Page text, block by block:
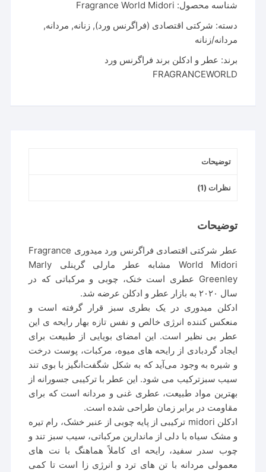
میدوری
|
Fragrance
Midori
عدد
شناسه محصول: Fragrance World Midori
دسته: شرکتی اقتصادی (فراگرنس ورد),زنانه, مردانه,
مردانه/زنانه
برند: عطر و ادکلن برند فراگرنس ورد
FRAGRANCEWORLD
توضیحات
نظرات (1)
توضیحات
عطر شرکتی اقتصادی فراگرنس ورد میدوری Fragrance
World Midori مشابه عطر مارلی گرینلی Marly
Greenley عطری است خنک، چوبی و مرکباتی که در
سال ۲۰۲۰ به بازار عطر و ادکلن عرضه شد.
ادکلن میدوری در یک بطری سبز قرار گرفته است و
منعکس کننده انرژی خالص و نفس تازه بهار رایحه ی این
عطر بی نظیر است. این امضای بویایی از طبیعت برای
ایجاد گردبادی از رایحه های میوه، مرکبات، پوست درخت
و شیره به وجود می‌آید که به شکل شگفت‌انگیز با بوی تند
سیب سبزترکیب می شود. این عطر با ترکیبی جسورانه از
بهترین مواد طبیعت، عطری غنی و مردانه است که برای
مقاومت در برابر زمان طراحی شده است.
ادکلن midori ترکیبی از پایه چوبی از عنبر خشک، رام تیره
و مشک سیاه با دلی از ماندارین مرکباتی، سیب سبز تند و
چوب سدر سفید، رایحه ای کاملاً هماهنگ با نت های
معمولی مردانه با تن های ترد و انرژی زا است تا کمی